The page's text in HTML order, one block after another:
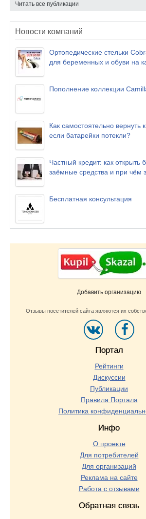
Читать все публикации
Новости компаний
Ортопедические стельки
для беременных и обуви на
Пополнение коллекции
Как самостоятельно вернуть
если батарейки потекли?
Частный кредит: как открыть
заёмные средства и при чём
Бесплатная консультация
Добавить организацию
Отзывы посетителей сайта являются их
Портал
Рейтинги
Дискуссии
Публикации
Правила Портала
Политика
Инфо
О проекте
Для потребителей
Для организаций
Реклама на сайте
Работа с отзывами
Обратная связь